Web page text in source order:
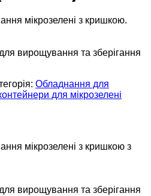
мікрозелені з кришкою.
вирощування та зберігання
Обладнання для
для мікрозелені
мікрозелені з кришкою з
вирощування та зберігання